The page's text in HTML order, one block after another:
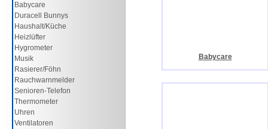
Babycare
Duracell Bunnys
Haushalt/Küche
Heizlüfter
Hygrometer
Musik
Rasierer/Föhn
Rauchwarnmelder
Senioren-Telefon
Thermometer
Uhren
Ventilatoren
Babycare